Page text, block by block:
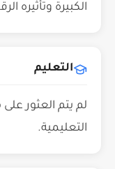
الكبيرة وتأثيره
التعليم
لم يتم العثور
التعليمية.